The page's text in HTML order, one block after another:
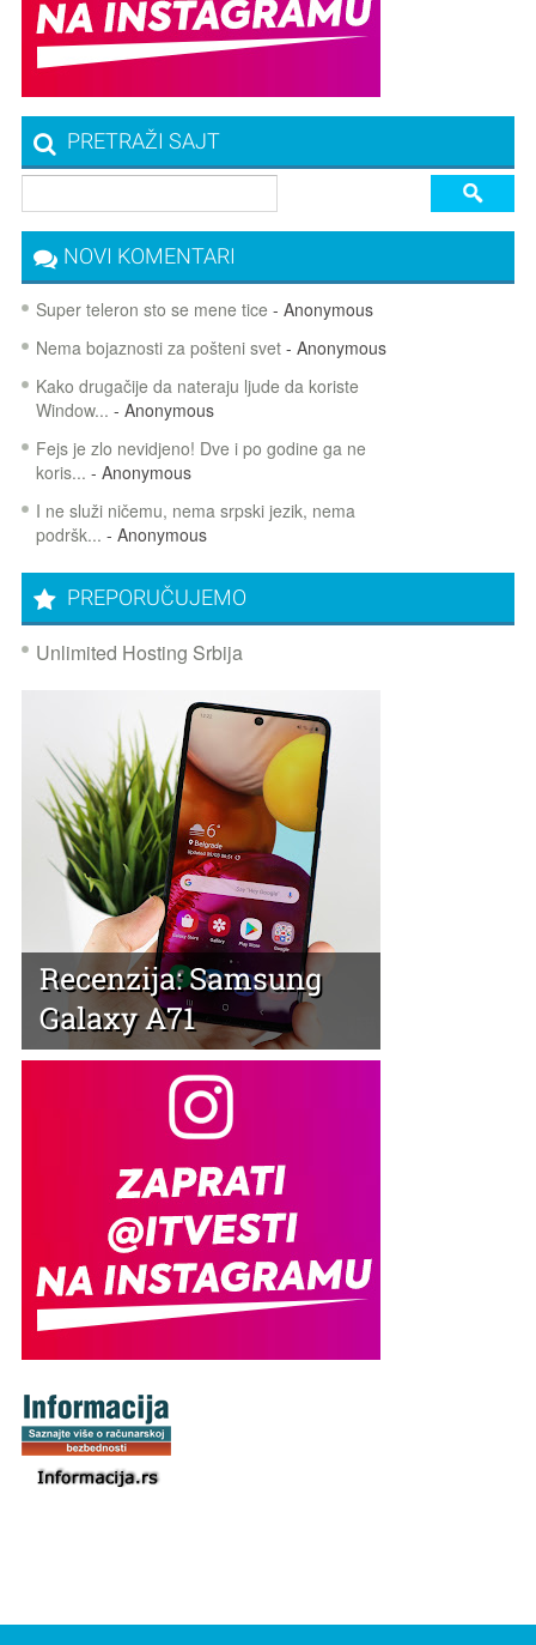
PRETRAŽI SAJT
NOVI KOMENTARI
Super teleron sto se mene tice - Anonymous
Nema bojaznosti za pošteni svet- Anonymous
Kako drugačije da nateraju ljude da koriste
Window... - Anonymous
Fejs je zlo nevidjeno! Dve i po godine ga ne
koris... - Anonymous
I ne služi ničemu, nema srpski jezik, nema
podršk... - Anonymous
PREPORUČUJEMO
Unlimited Hosting Srbija
Recenzija: Samsung
Galaxy A71